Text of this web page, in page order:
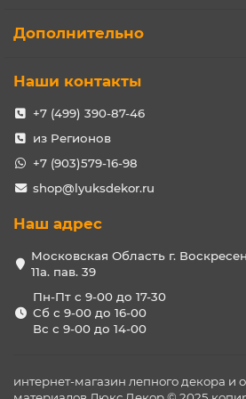
Дополнительно
Наши контакты
+7 (499) 390-87-46
из Регионов
+7 (903)579-16-98
shop@lyuksdekor.ru
Наш адрес
Московская Область г.
11а. пав. 39
Пн-Пт с 9-00 до 17-30
Сб с 9-00 до 16-00
Вс с 9-00 до 14-00
интернет-магазин лепного декора и